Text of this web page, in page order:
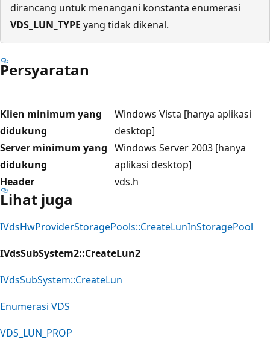
dirancang untuk menangani konstanta enumerasi
VDS_LUN_TYPE yang tidak dikenal.
Persyaratan
Klien minimum yang
didukung
Windows Vista [hanya aplikasi
desktop]
Server minimum yang
didukung
Windows Server 2003 [hanya
aplikasi desktop]
Header
vds.h
Lihat juga
IVdsHwProviderStoragePools::CreateLunInStoragePool
IVdsSubSystem2::CreateLun2
IVdsSubSystem::CreateLun
Enumerasi VDS
VDS_LUN_PROP